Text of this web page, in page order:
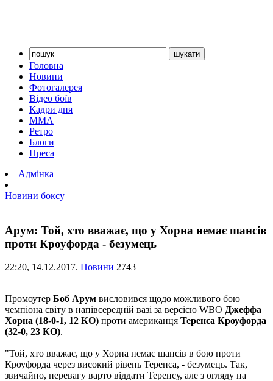
Головна
Новини
Фотогалерея
Відео боїв
Кадри дня
ММА
Ретро
Блоги
Преса
Адмінка
Новини боксу
Арум: Той, хто вважає, що у Хорна немає шансів
проти Кроуфорда - безумець
22:20, 14.12.2017. Новини 2743
Промоутер Боб Арум висловився щодо можливого бою
чемпіона світу в напівсередній вазі за версією WBO Джеффа
Хорна (18-0-1, 12 КО) проти американця Теренса Кроуфорда
(32-0, 23 КО).
"Той, хто вважає, що у Хорна немає шансів в бою проти
Кроуфорда через високий рівень Теренса, - безумець. Так,
звичайно, перевагу варто віддати Теренсу, але з огляду на